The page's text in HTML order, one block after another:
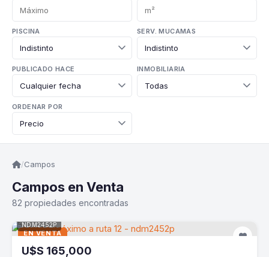
PISCINA SERV. MUCAMAS
PUBLICADO HACE INMOBILIARIA
ORDENAR POR
/Campos
Campos en Venta
82 propiedades encontradas
EN VENTA
NDM2452P
U$S 165,000